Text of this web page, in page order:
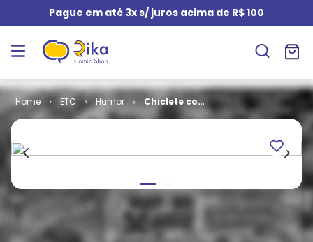
Pague em até 3x s/ juros acima de R$ 100
ETC Humor
Chiclete com